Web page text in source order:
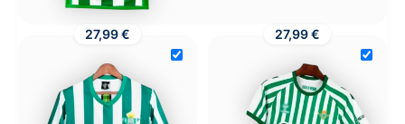
27,99 € 27,99 €